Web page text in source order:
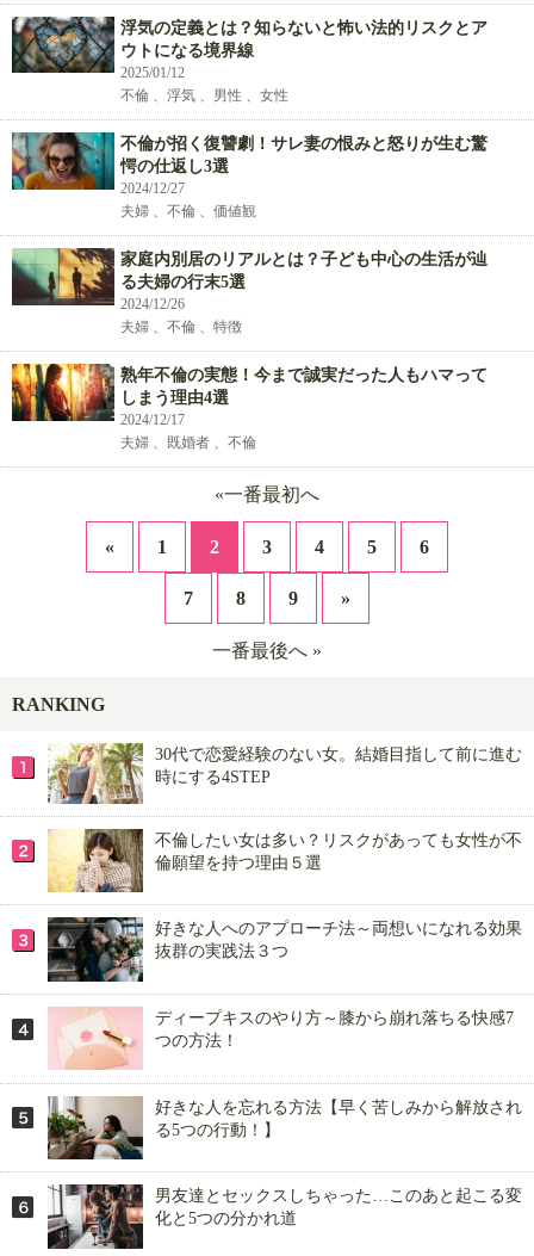
浮気の定義とは？知らないと怖い法的リスクとア
ウトになる境界線
2025/01/12
不倫 、浮気 、男性 、女性
不倫が招く復讐劇！サレ妻の恨みと怒りが生む驚
愕の仕返し3選
2024/12/27
夫婦 、不倫 、価値観
家庭内別居のリアルとは？子ども中心の生活が辿
る夫婦の行末5選
2024/12/26
夫婦 、不倫 、特徴
熟年不倫の実態！今まで誠実だった人もハマって
しまう理由4選
2024/12/17
夫婦 、既婚者 、不倫
«一番最初へ
« 1 2 3 4 5 6
7 8 9 »
一番最後へ »
RANKING
30代で恋愛経験のない女。結婚目指して前に進む
時にする4STEP
不倫したい女は多い？リスクがあっても女性が不
倫願望を持つ理由５選
好きな人へのアプローチ法～両想いになれる効果
抜群の実践法３つ
ディープキスのやり方～膝から崩れ落ちる快感7
つの方法！
好きな人を忘れる方法【早く苦しみから解放され
る5つの行動！】
男友達とセックスしちゃった…このあと起こる変
化と5つの分かれ道